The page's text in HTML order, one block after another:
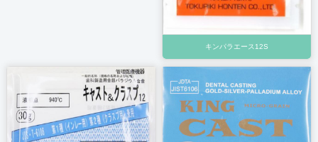
キンパラエース12S